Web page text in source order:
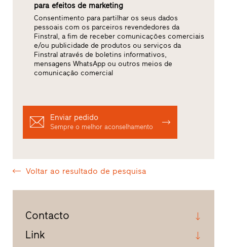
para efeitos de marketing
Consentimento para partilhar os seus dados
pessoais com os parceiros revendedores da
Finstral, a fim de receber comunicações comerciais
e/ou publicidade de produtos ou serviços da
Finstral através de boletins informativos,
mensagens WhatsApp ou outros meios de
comunicação comercial
Enviar pedido
Sempre o melhor aconselhamento
Voltar ao resultado de pesquisa
Contacto
Link